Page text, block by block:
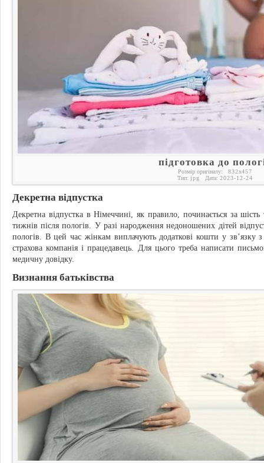
підготовка до
Розмір оригіналу: 832x457
Тип: jpg Дата: 2023-12-24
Декретна відпустка
Декретна відпустка в Німеччині, як правило, починається за шість
тижнів після пологів. У разі народження недоношених дітей
пологів. В цей час жінкам виплачують додаткові кошти у зв’язку
страхова компанія і працедавець. Для цього треба написати
медичну довідку.
Визнання батьківства